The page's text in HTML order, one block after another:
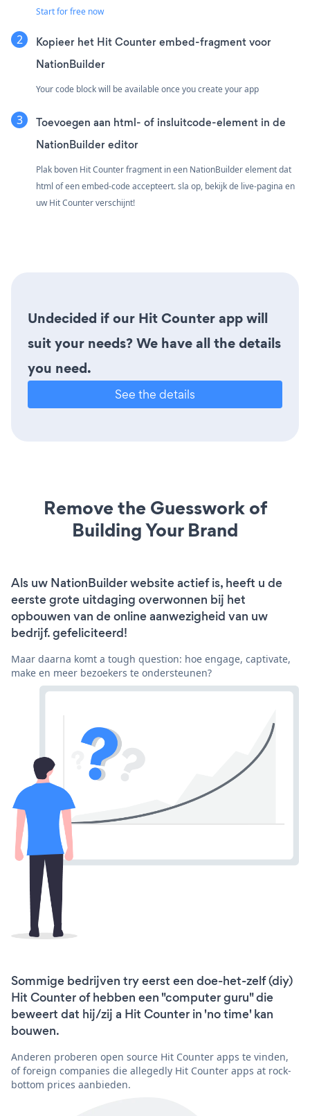
Start for free now
Kopieer het Hit Counter embed-fragment voor
NationBuilder
Your code block will be available once you create your app
Toevoegen aan html- of insluitcode-element in de
NationBuilder editor
Plak boven Hit Counter fragment in een NationBuilder element dat
html of een embed-code accepteert. sla op, bekijk de live-pagina en
uw Hit Counter verschijnt!
Undecided if our Hit Counter app will
suit your needs? We have all the details
you need.
See the details
Remove the Guesswork of
Building Your Brand
Als uw NationBuilder website actief is, heeft u de
eerste grote uitdaging overwonnen bij het
opbouwen van de online aanwezigheid van uw
bedrijf. gefeliciteerd!
Maar daarna komt a tough question: hoe engage, captivate,
make en meer bezoekers te ondersteunen?
Sommige bedrijven try eerst een doe-het-zelf (diy)
Hit Counter of hebben een "computer guru" die
beweert dat hij/zij a Hit Counter in 'no time' kan
bouwen.
Anderen proberen open source Hit Counter apps te vinden,
of foreign companies die allegedly Hit Counter apps at rock-
bottom prices aanbieden.